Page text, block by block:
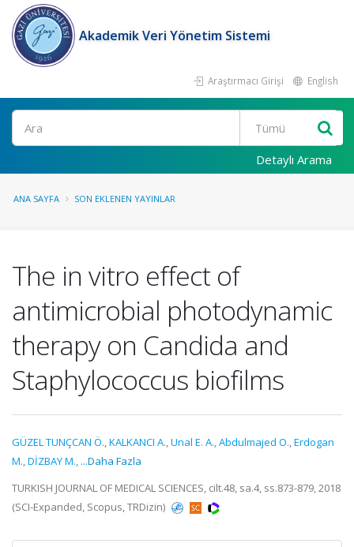
Akademik Veri Yönetim Sistemi
Araştırmacı Girişi English
Ara
Detaylı Arama
ANA SAYFA SON EKLENEN YAYINLAR
The in vitro effect of
antimicrobial photodynamic
therapy on Candida and
Staphylococcus biofilms
GÜZEL TUNÇCAN Ö.,KALKANCI A.,Unal E. A.,Abdulmajed O.,Erdogan
M.,DİZBAY M., ...Daha Fazla
TURKISH JOURNAL OF MEDICAL SCIENCES, cilt.48, sa.4, ss.873-879, 2018
(SCI-Expanded, Scopus, TRDizin)